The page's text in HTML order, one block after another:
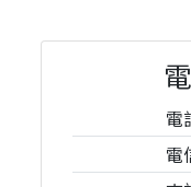
電
電